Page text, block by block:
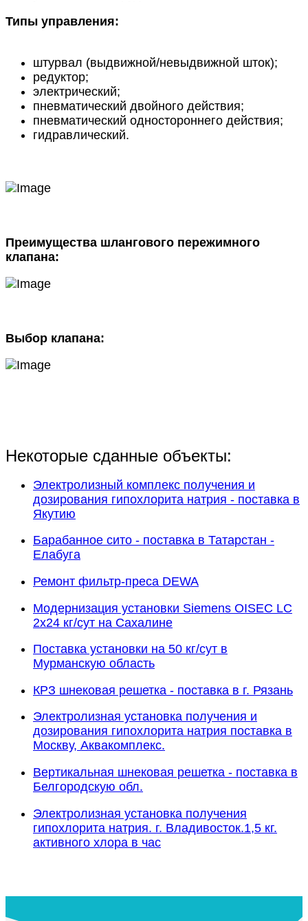
Типы управления:
штурвал (выдвижной/невыдвижной шток);
редуктор;
электрический;
пневматический двойного действия;
пневматический одностороннего действия;
гидравлический.
Преимущества шлангового пережимного
клапана:
Выбор клапана:
Некоторые сданные объекты:
Электролизный комплекс получения и
дозирования гипохлорита натрия - поставка в
Якутию
Барабанное сито - поставка в Татарстан -
Елабуга
Ремонт фильтр-преса DEWA
Модернизация установки Siemens OISEC LC
2х24 кг/сут на Сахалине
Поставка установки на 50 кг/сут в
Мурманскую область
КРЗ шнековая решетка - поставка в г. Рязань
Электролизная установка получения и
дозирования гипохлорита натрия поставка в
Москву, Аквакомплекс.
Вертикальная шнековая решетка - поставка в
Белгородскую обл.
Электролизная установка получения
гипохлорита натрия. г. Владивосток.1,5 кг.
активного хлора в час